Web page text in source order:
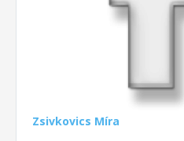
Zsivkovics Míra